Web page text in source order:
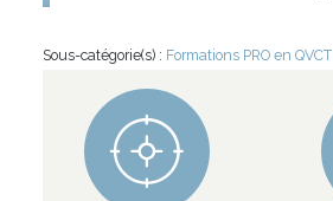
Sous-catégorie(s) : Formations PRO en QVCT